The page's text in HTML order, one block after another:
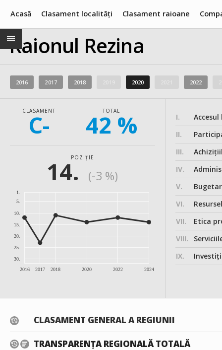
Acasă Clasament localități Clasament raioane
Raionul Rezina
2016 2017 2018 2020 2022
CLASAMENT
C- TOTAL
42 %
POZIȚIE
14. (-3 %)
2016 2017 2018 2020 2022 2024
1.
5.
10.
15.
20.
25.
30.
I.
II.
III.
IV.
V.
VI.
VII.
Etica
VIII.
IX.
Investițiile,
CLASAMENT GENERAL A REGIUNII
TRANSPARENȚA REGIONALĂ TOTALĂ